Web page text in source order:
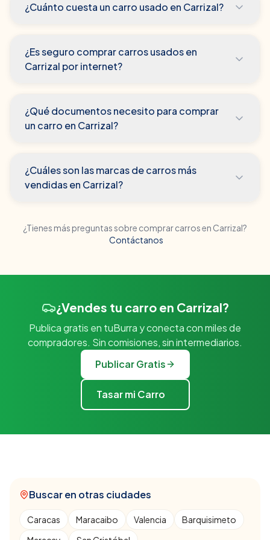
¿Cuánto cuesta un carro usado en Carrizal?
¿Es seguro comprar carros usados en
Carrizal por internet?
¿Qué documentos necesito para comprar
un carro en Carrizal?
¿Cuáles son las marcas de carros más
vendidas en Carrizal?
¿Tienes más preguntas sobre comprar carros en Carrizal?
Contáctanos
¿Vendes tu carro en Carrizal?
Publica gratis en tuBurra y conecta con miles de
compradores. Sin comisiones, sin intermediarios.
Publicar Gratis
Tasar mi Carro
Buscar en otras ciudades
Caracas Maracaibo Valencia
Barquisimeto